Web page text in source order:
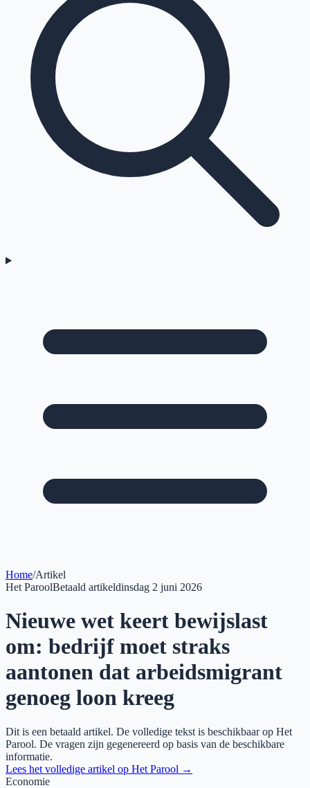
Home/Artikel
Het ParoolBetaald artikeldinsdag 2 juni 2026
Nieuwe wet keert bewijslast
om: bedrijf moet straks
aantonen dat arbeidsmigrant
genoeg loon kreeg
Dit is een betaald artikel. De volledige tekst is beschikbaar op Het
Parool. De vragen zijn gegenereerd op basis van de beschikbare
informatie.
Lees het volledige artikel op Het Parool →
Economie